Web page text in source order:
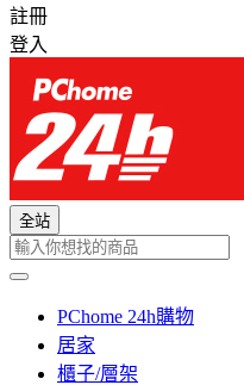
註冊
登入
全站
PChome 24h購物
居家
櫃子/層架